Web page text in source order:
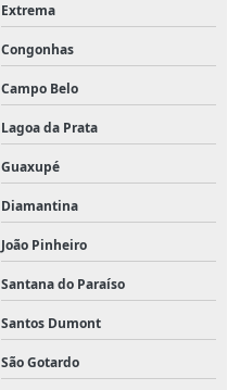
Extrema
Congonhas
Campo Belo
Lagoa da Prata
Guaxupé
Diamantina
João Pinheiro
Santana do Paraíso
Santos Dumont
São Gotardo